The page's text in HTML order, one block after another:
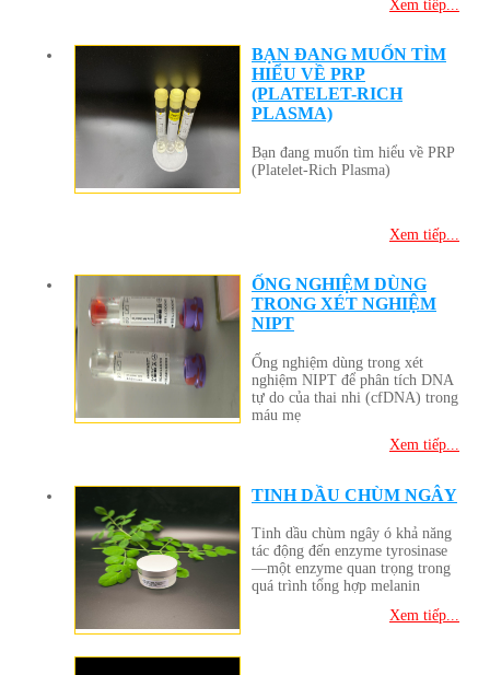
Xem tiếp...
BẠN ĐANG MUỐN TÌM
HIỂU VỀ PRP
(PLATELET-RICH
PLASMA)
Bạn đang muốn tìm hiểu về PRP
(Platelet-Rich Plasma)
Xem tiếp...
ỐNG NGHIỆM DÙNG
TRONG XÉT NGHIỆM
NIPT
Ống nghiệm dùng trong xét
nghiệm NIPT để phân tích DNA
tự do của thai nhi (cfDNA) trong
máu mẹ
Xem tiếp...
TINH DẦU CHÙM NGÂY
Tinh dầu chùm ngây ó khả năng
tác động đến enzyme tyrosinase
—một enzyme quan trọng trong
quá trình tổng hợp melanin
Xem tiếp...